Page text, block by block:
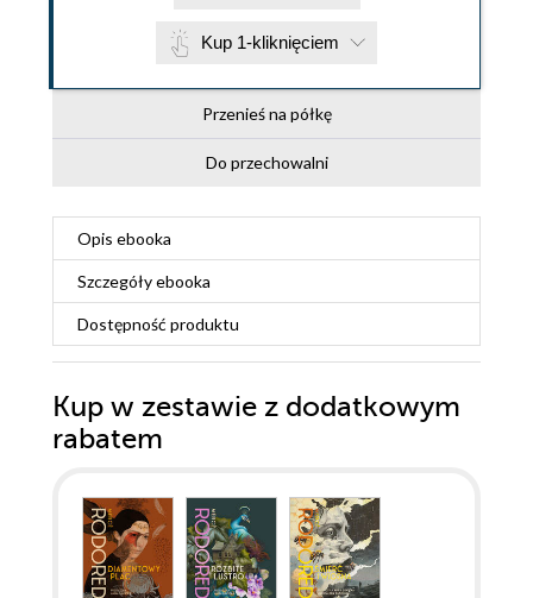
Kup 1-kliknięciem
Przenieś na półkę
Do przechowalni
Opis ebooka
Szczegółyebooka
Dostępność produktu
Kup w zestawie z dodatkowym
rabatem